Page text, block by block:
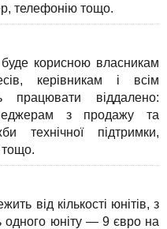
телефонію тощо.
корисною власникам
керівникам і всім
працювати віддалено:
з продажу та
технічної підтримки,
тощо.
від кількості юнітів, з
одного юніту — 9 євро на